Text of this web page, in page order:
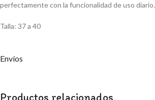
perfectamente con la funcionalidad de uso diario.
Talla: 37 a 40
Envíos
Productos relacionados